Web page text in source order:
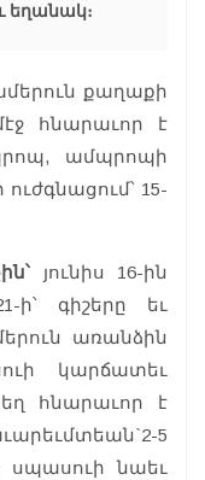
եղանակ։
քաղաքի
հնարաւոր է
ամպրոպի
15-
յունիս 16-ին
ի՝ գիշերը եւ
առանձին
կարճատեւ
հնարաւոր է
5
նաեւ